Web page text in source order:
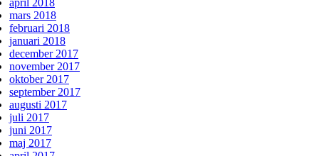
mars 2018
februari 2018
januari 2018
december 2017
november 2017
oktober 2017
september 2017
augusti 2017
juli 2017
juni 2017
maj 2017